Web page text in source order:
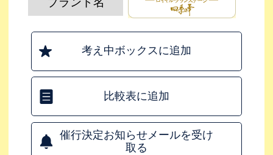
考え中ボックスに追加
比較表に追加
催行決定お知らせメールを受け
取る